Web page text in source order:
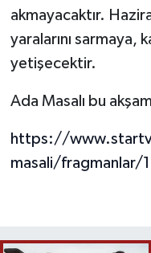
akmayacaktır.
yaralarını sarmaya,
yetişecektir.
Ada Masalı bu
https://
masali/fragmanlar/